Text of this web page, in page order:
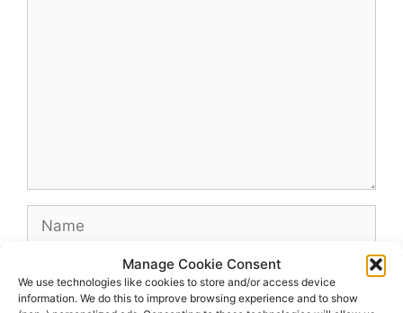
Manage Cookie Consent
We use technologies like cookies to store and/or access device
information. We do this to improve browsing experience and to show
Name